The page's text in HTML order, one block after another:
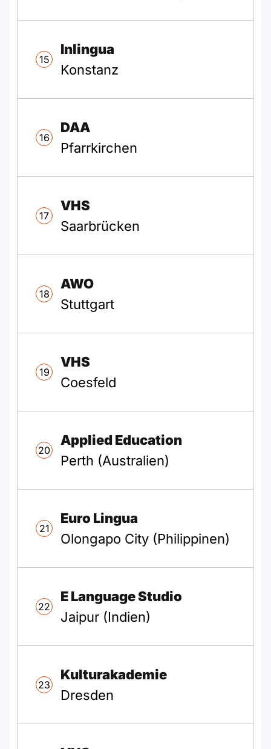
15
Inlingua
Konstanz
16
DAA
Pfarrkirchen
17
VHS
Saarbrücken
18
AWO
Stuttgart
19
VHS
Coesfeld
20
Applied Education
Perth (Australien)
21
Euro Lingua
Olongapo City (Philippinen)
22
E Language Studio
Jaipur (Indien)
23
Kulturakademie
Dresden